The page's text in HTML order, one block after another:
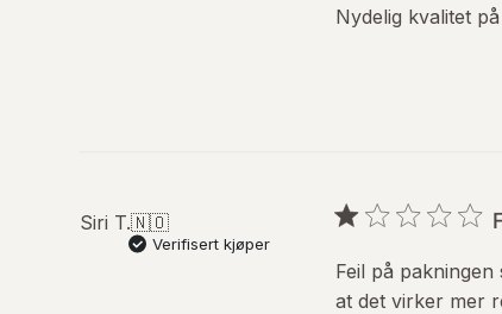
Nydelig kvalitet
Siri T.🇳🇴
Verifisert kjøper
Feil på
at det virker mer